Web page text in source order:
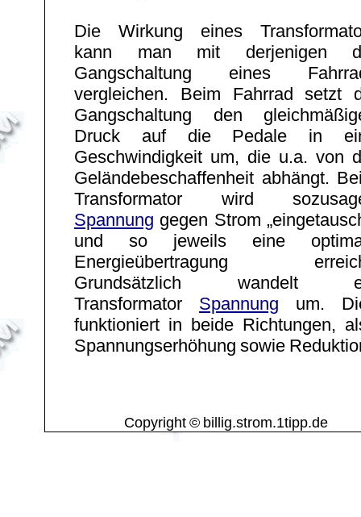
Die Wirkung eines
kann man mit derjenigen
Gangschaltung eines
vergleichen. Beim Fahrrad setzt
Gangschaltung den
Druck auf die Pedale in
Geschwindigkeit um, die u.a. von
Geländebeschaffenheit abhängt.
Transformator wird
Spannung gegen Strom
und so jeweils eine
Energieübertragung
Grundsätzlich wandelt
Transformator Spannung um.
funktioniert in beide Richtungen,
Spannungserhöhung sowie
Copyright © billig.strom.1tipp.de